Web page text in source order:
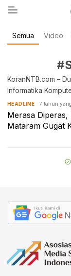
koranntb.com
Semua Video
KoranNTB.com –
Informatika
HEADLINE 7 tahun
Merasa
Mataram Gugat